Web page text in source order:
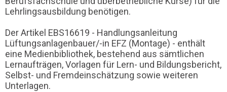
Lehrlingsausbildung benötigen.
Der Artikel EBS16619 - Handlungsanleitung
Lüftungsanlagenbauer/-in EFZ (Montage) - enthält
eine Medienbibliothek, bestehend aus sämtlichen
Lernaufträgen, Vorlagen für Lern- und Bildungsbericht,
Selbst- und Fremdeinschätzung sowie weiteren
Unterlagen.